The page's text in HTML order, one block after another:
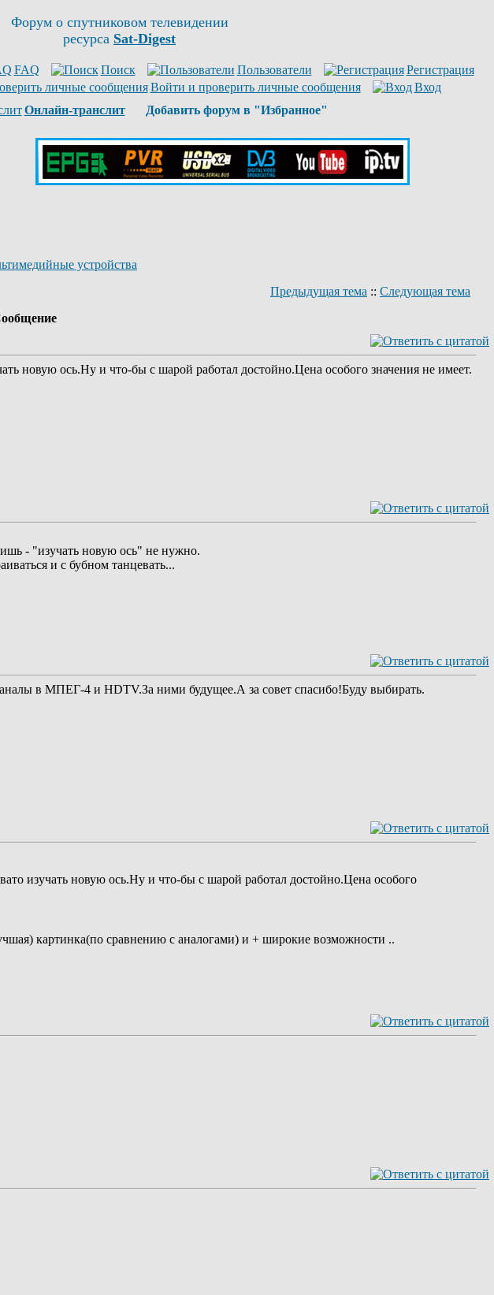
Форум о спутниковом телевидении
ресурса Sat-Digest
FAQ Поиск Пользователи
Регистрация
Войти и проверить личные сообщения
Вход
Онлайн-транслит
Добавить форум в "Избранное"
устройства
Предыдущая тема :: Следующая тема
новую ось.Ну и что-бы с шарой работал достойно.Цена особого значения не имеет.
- "изучать новую ось" не нужно.
и с бубном танцевать...
в МПЕГ-4 и HDTV.За ними будущее.А за совет спасибо!Буду выбирать.
изучать новую ось.Ну и что-бы с шарой работал достойно.Цена особого
картинка(по сравнению с аналогами) и + широкие возможности ..